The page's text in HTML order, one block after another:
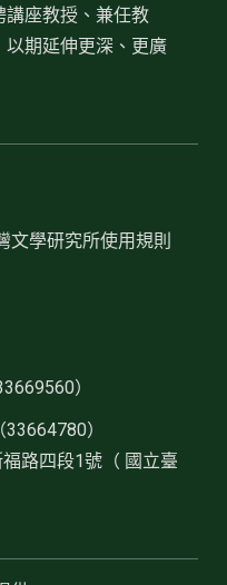
講座教授、兼任教
期延伸更深、更廣
文學研究所使用規則
）
）
路四段1號（ 國立臺